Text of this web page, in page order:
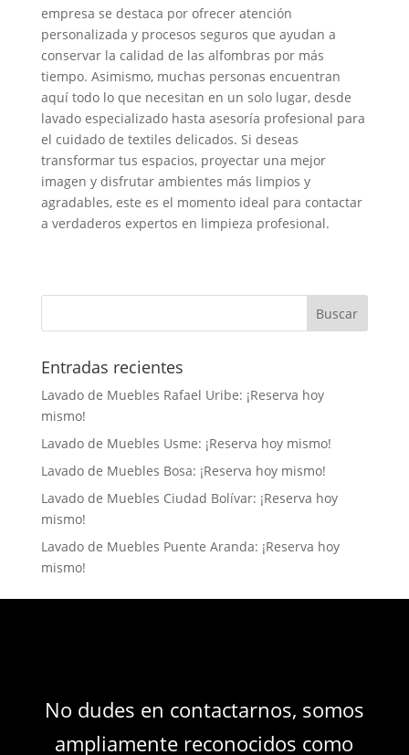
empresa se destaca por ofrecer atención
personalizada y procesos seguros que ayudan a
conservar la calidad de las alfombras por más
tiempo. Asimismo, muchas personas encuentran
aquí todo lo que necesitan en un solo lugar, desde
lavado especializado hasta asesoría profesional para
el cuidado de textiles delicados. Si deseas
transformar tus espacios, proyectar una mejor
imagen y disfrutar ambientes más limpios y
agradables, este es el momento ideal para contactar
a verdaderos expertos en limpieza profesional.
Entradas recientes
Lavado de Muebles Rafael Uribe: ¡Reserva hoy
mismo!
Lavado de Muebles Usme: ¡Reserva hoy mismo!
Lavado de Muebles Bosa: ¡Reserva hoy mismo!
Lavado de Muebles Ciudad Bolívar: ¡Reserva hoy
mismo!
Lavado de Muebles Puente Aranda: ¡Reserva hoy
mismo!
No dudes en contactarnos, somos
ampliamente reconocidos como